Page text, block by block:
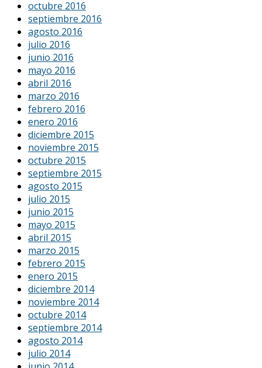
octubre 2016
septiembre 2016
agosto 2016
julio 2016
junio 2016
mayo 2016
abril 2016
marzo 2016
febrero 2016
enero 2016
diciembre 2015
noviembre 2015
octubre 2015
septiembre 2015
agosto 2015
julio 2015
junio 2015
mayo 2015
abril 2015
marzo 2015
febrero 2015
enero 2015
diciembre 2014
noviembre 2014
octubre 2014
septiembre 2014
agosto 2014
julio 2014